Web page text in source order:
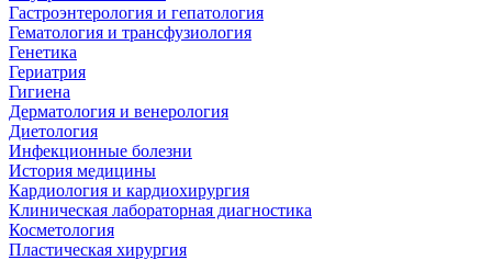
Гастроэнтерология и гепатология
Гематология и трансфузиология
Генетика
Гериатрия
Гигиена
Дерматология и венерология
Диетология
Инфекционные болезни
История медицины
Кардиология и кардиохирургия
Клиническая лабораторная диагностика
Косметология
Пластическая хирургия